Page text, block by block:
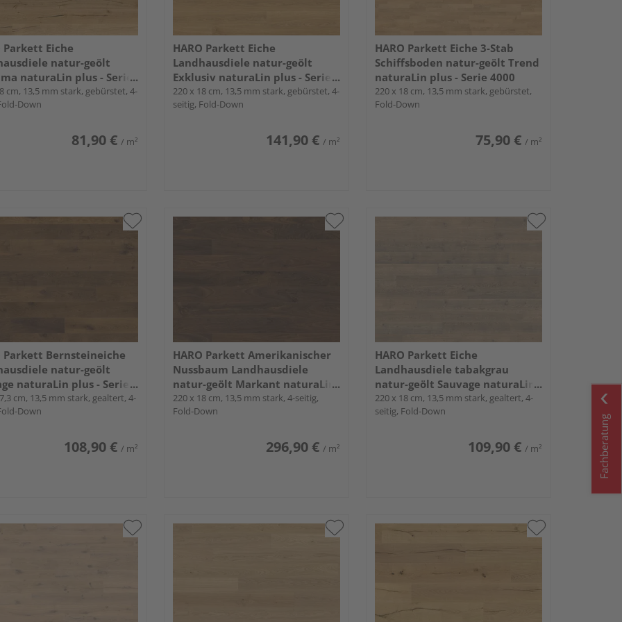
Parkett Eiche
natur-geölt
naturaLin plus - Serie
cm, 13,5 mm stark, gebürstet, 4-
Down
81,90 € / m²
HARO Parkett Eiche
Landhausdiele natur-geölt
Exklusiv naturaLin plus - Serie
4000
220 x 18 cm, 13,5 mm stark, gebürstet, 4-
seitig, Fold-Down
141,90 € / m²
HARO Parkett Eiche 3-Stab
Schiffsboden natur-geölt Trend
naturaLin plus - Serie 4000
220 x 18 cm, 13,5 mm stark, gebürstet,
Fold-Down
75,90 € / m²
Parkett Bernsteineiche
natur-geölt
naturaLin plus - Serie
cm, 13,5 mm stark, gealtert, 4-
Down
108,90 € / m²
HARO Parkett Amerikanischer
Nussbaum Landhausdiele
natur-geölt Markant naturaLin
plus - Serie 4000
220 x 18 cm, 13,5 mm stark, 4-seitig,
Fold-Down
296,90 € / m²
HARO Parkett Eiche
Landhausdiele tabakgrau
natur-geölt Sauvage naturaLin
plus - Serie 4000
220 x 18 cm, 13,5 mm stark, gealtert, 4-
seitig, Fold-Down
109,90 € / m² Fachberatung